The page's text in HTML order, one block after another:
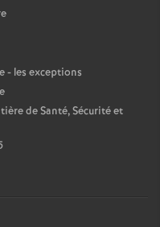
- les exceptions
de Santé, Sécurité et